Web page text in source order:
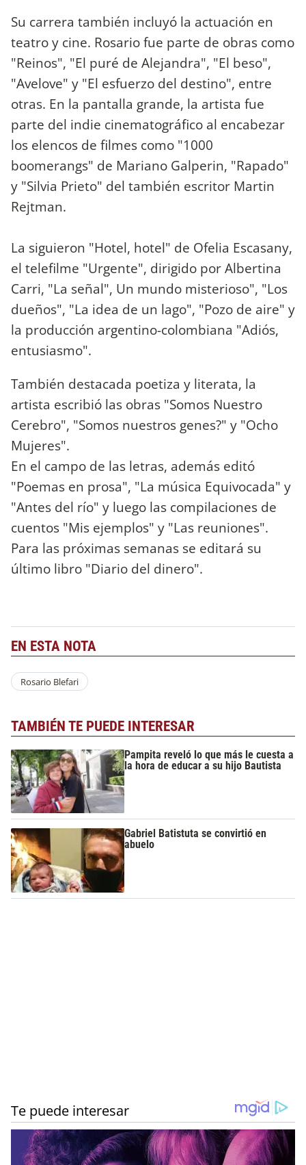
Su carrera también incluyó la actuación en
teatro y cine. Rosario fue parte de obras como
"Reinos", "El puré de Alejandra", "El beso",
"Avelove" y "El esfuerzo del destino", entre
otras. En la pantalla grande, la artista fue
parte del indie cinematográfico al encabezar
los elencos de filmes como "1000
boomerangs" de Mariano Galperin, "Rapado"
y "Silvia Prieto" del también escritor Martin
Rejtman.
La siguieron "Hotel, hotel" de Ofelia Escasany,
el telefilme "Urgente", dirigido por Albertina
Carri, "La señal", Un mundo misterioso", "Los
dueños", "La idea de un lago", "Pozo de aire" y
la producción argentino-colombiana "Adiós,
entusiasmo".
También destacada poetiza y literata, la
artista escribió las obras "Somos Nuestro
Cerebro", "Somos nuestros genes?" y "Ocho
Mujeres".
En el campo de las letras, además editó
"Poemas en prosa", "La música Equivocada" y
"Antes del río" y luego las compilaciones de
cuentos "Mis ejemplos" y "Las reuniones".
Para las próximas semanas se editará su
último libro "Diario del dinero".
EN ESTA NOTA
Rosario Blefari
TAMBIÉN TE PUEDE INTERESAR
Pampita reveló lo que más le cuesta a
la hora de educar a su hijo Bautista
Gabriel Batistuta se convirtió en
abuelo